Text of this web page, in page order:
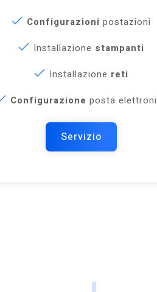
Configurazioni postazioni
Installazione stampanti
Installazione reti
Configurazione posta